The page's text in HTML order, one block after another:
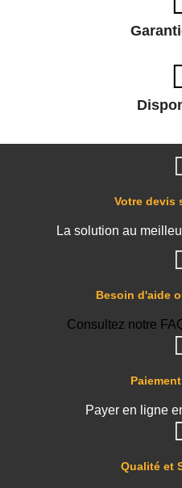
Qualité et
Payer en ligne
Besoin d'aide
Consultez notre
Votre devis
La solution au